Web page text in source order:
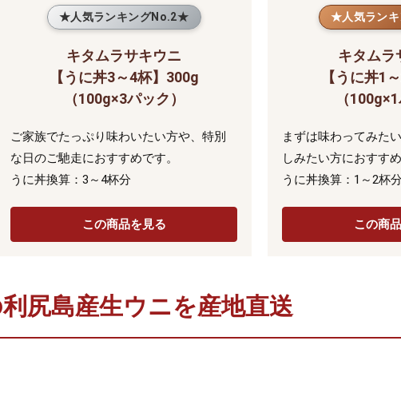
★人気ランキングNo.2★
キタムラサキウニ
【うに丼3～4杯】300g
（100g×3パック）
ご家族でたっぷり味わいたい方や、特別
な日のご馳走におすすめです。
うに丼換算：3～4杯分
この商品を見る
★人気ラン
キタムラ
【うに丼1
（
まずは味わってみた
しみたい方におすすめ
うに丼換算：1～2杯
この商
尻島産生ウニを産地直送
利尻島のキタムラサキウニ漁は
6月から9月末までの
わずか4か月間